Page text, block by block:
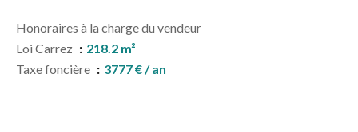
Honoraires à la charge du vendeur
Loi Carrez
218.2 m²
Taxe foncière
3777 € / an